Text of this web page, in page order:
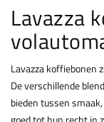
Lavazza
Lavazza koffiebonen
De verschillende
bieden tussen